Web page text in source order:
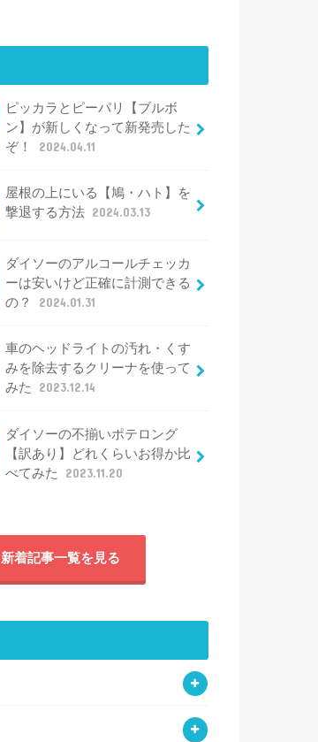
ピッカラとピーパリ【ブルボ
ン】が新しくなって新発売した
ぞ！
2024.04.11
屋根の上にいる【鳩・ハト】を
撃退する方法 2024.03.13
ダイソーのアルコールチェッカ
ーは安いけど正確に計測できる
の？
2024.01.31
車のヘッドライトの汚れ・くす
みを除去するクリーナを使って
みた
2023.12.14
ダイソーの不揃いポテロング
【訳あり】どれくらいお得か比
べてみた
2023.11.20
新着記事一覧を見る